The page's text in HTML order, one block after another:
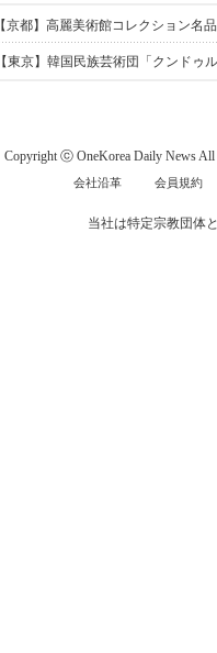
【京都】高麗美術館コレクション名
【東京】韓国民族芸術団「クンドゥ
Copyright ⓒ OneKorea Daily News All
会社沿革 会員規約
当社は特定宗教団体